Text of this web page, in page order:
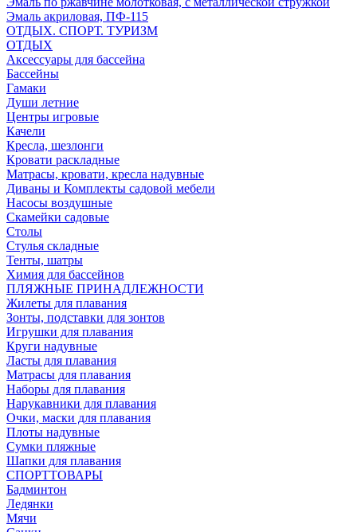
Эмаль акриловая, ПФ-115
ОТДЫХ. СПОРТ. ТУРИЗМ
ОТДЫХ
Аксессуары для бассейна
Бассейны
Гамаки
Души летние
Центры игровые
Качели
Кресла, шезлонги
Кровати раскладные
Матрасы, кровати, кресла надувные
Диваны и Комплекты садовой мебели
Насосы воздушные
Скамейки садовые
Столы
Стулья складные
Тенты, шатры
Химия для бассейнов
ПЛЯЖНЫЕ ПРИНАДЛЕЖНОСТИ
Жилеты для плавания
Зонты, подставки для зонтов
Игрушки для плавания
Круги надувные
Ласты для плавания
Матрасы для плавания
Наборы для плавания
Нарукавники для плавания
Очки, маски для плавания
Плоты надувные
Сумки пляжные
Шапки для плавания
СПОРТТОВАРЫ
Бадминтон
Ледянки
Мячи